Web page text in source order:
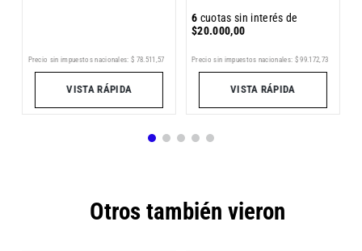
Precio sin impuestos nacionales: $ 78 511 57
VISTA RÁPIDA
6 cuotas sin interés de
$20.000,00
Precio sin impuestos nacionales: $ 99.172 73
VISTA RÁPIDA
Otros también vieron